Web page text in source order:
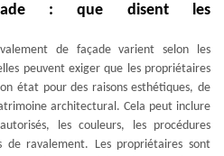
: que disent les
de façade varient selon les
peuvent exiger que les propriétaires
état pour des raisons esthétiques, de
architectural. Cela peut inclure
les couleurs, les procédures
de ravalement. Les propriétaires sont